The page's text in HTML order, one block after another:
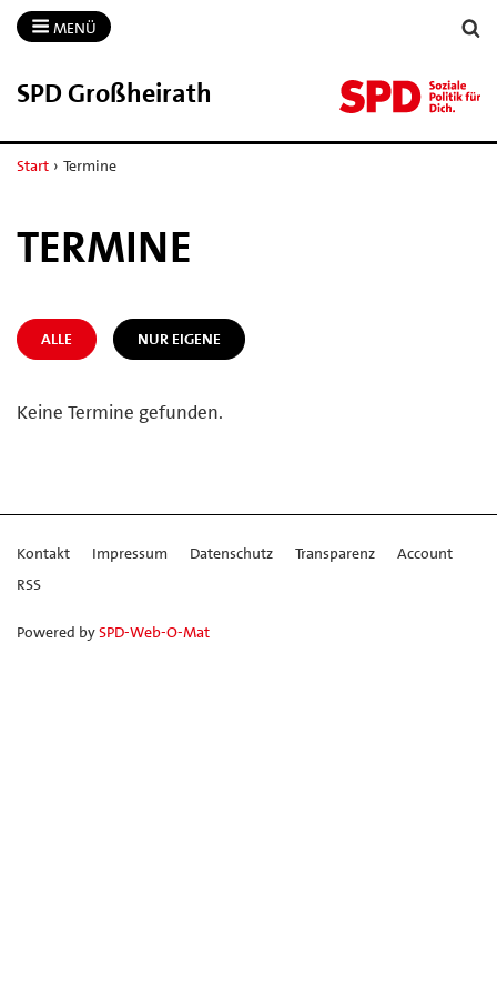
MENÜ
SPD Großheirath
Start › Termine
TERMINE
ALLE NUR EIGENE
Keine Termine gefunden.
Kontakt Impressum Datenschutz Transparenz
Account
RSS
Powered bySPD-Web-O-Mat